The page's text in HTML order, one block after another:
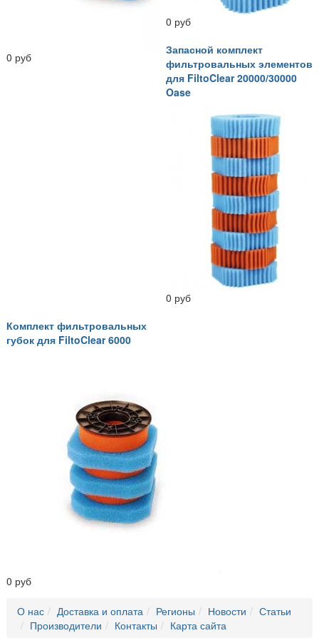
0 руб
0 руб
Запасной комплект
фильтровальных элементов
для FiltoClear 20000/30000
Oase
0 руб
Комплект фильтровальных
губок для FiltoClear 6000
0 руб
О нас Доставка и оплата Регионы Новости
Статьи
Производители
Контакты Карта сайта